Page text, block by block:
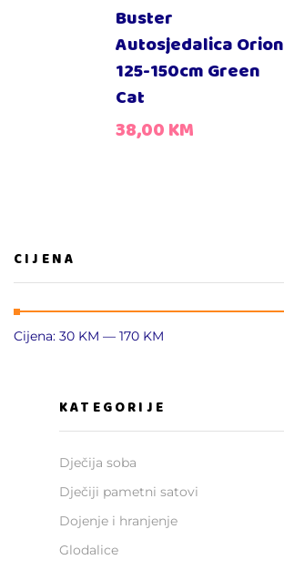
CIJENA
Cijena: 30 KM — 170 KM
KATEGORIJE
Dječija soba
Dječiji pametni satovi
Dojenje i hranjenje
Glodalice
Buster
Autosjedalica Orion
125-150cm Green
Cat
38,00KM